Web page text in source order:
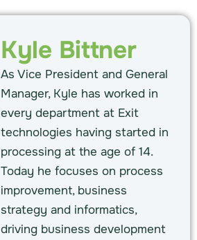
Kyle Bittner
As Vice President and General
Manager, Kyle has worked in
every department at Exit
technologies having started in
processing at the age of 14.
Today he focuses on process
improvement, business
strategy and informatics,
driving business development